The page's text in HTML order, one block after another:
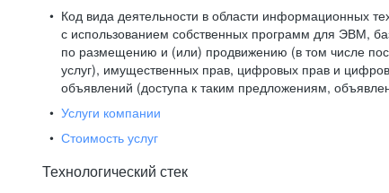
Код вида деятельности в области информационных
с использованием собственных программ для ЭВМ,
по размещению и (или) продвижению (в том числе
услуг), имущественных прав, цифровых прав и
объявлений (доступа к таким предложениям,
Услуги компании
Стоимость услуг
Технологический стек